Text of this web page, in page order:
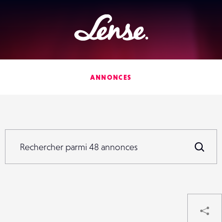
Lense
ANNONCES
Rechercher parmi 48 annonces